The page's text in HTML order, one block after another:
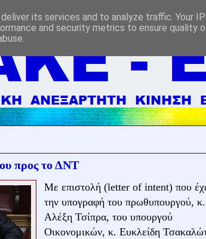
προς το ΔΝΤ
Με επιστολή (letter of intent) που
την υπογραφή του πρωθυπουργού, κ.
Αλέξη Τσίπρα, του υπουργού
Οικονομικών, κ. Ευκλείδη
its services and to analyze traffic. Your
and security metrics to ensure quality